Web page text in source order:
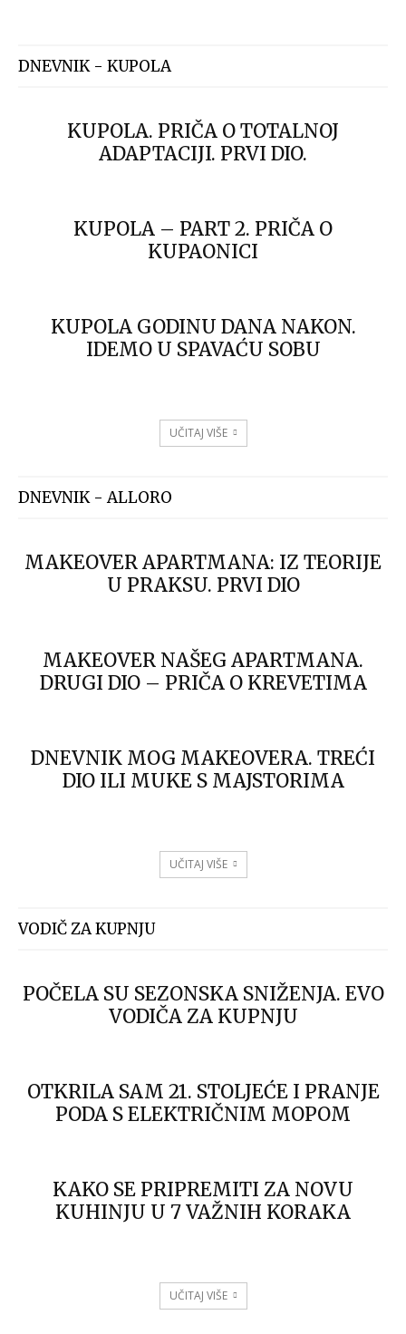
DNEVNIK - KUPOLA
KUPOLA. PRIČA O TOTALNOJ
ADAPTACIJI. PRVI DIO.
KUPOLA – PART 2. PRIČA O
KUPAONICI
KUPOLA GODINU DANA NAKON.
IDEMO U SPAVAĆU SOBU
UČITAJ VIŠE
DNEVNIK - ALLORO
MAKEOVER APARTMANA: IZ TEORIJE
U PRAKSU. PRVI DIO
MAKEOVER NAŠEG APARTMANA.
DRUGI DIO – PRIČA O KREVETIMA
DNEVNIK MOG MAKEOVERA. TREĆI
DIO ILI MUKE S MAJSTORIMA
UČITAJ VIŠE
VODIČ ZA KUPNJU
POČELA SU SEZONSKA SNIŽENJA. EVO
VODIČA ZA KUPNJU
OTKRILA SAM 21. STOLJEĆE I PRANJE
PODA S ELEKTRIČNIM MOPOM
KAKO SE PRIPREMITI ZA NOVU
KUHINJU U 7 VAŽNIH KORAKA
UČITAJ VIŠE